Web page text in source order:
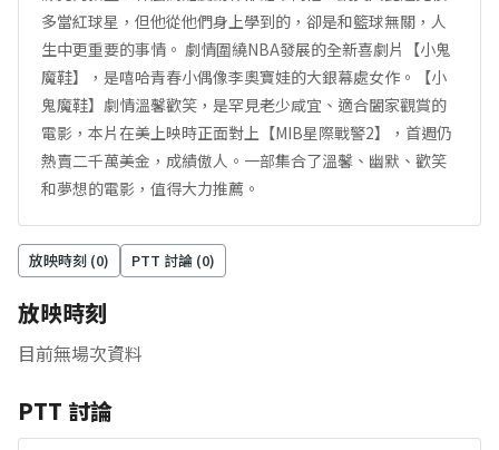
多當紅球星，但他從他們身上學到的，卻是和籃球無關，人
生中更重要的事情。 劇情圍繞NBA發展的全新喜劇片【小鬼
魔鞋】，是嘻哈青春小偶像李奧寶娃的大銀幕處女作。【小
鬼魔鞋】劇情溫馨歡笑，是罕見老少咸宜、適合闔家觀賞的
電影，本片在美上映時正面對上【MIB星際戰警2】，首週仍
熱賣二千萬美金，成績傲人。一部集合了溫馨、幽默、歡笑
和夢想的電影，值得大力推薦。
放映時刻 (0) PTT 討論 (0)
放映時刻
目前無場次資料
PTT 討論